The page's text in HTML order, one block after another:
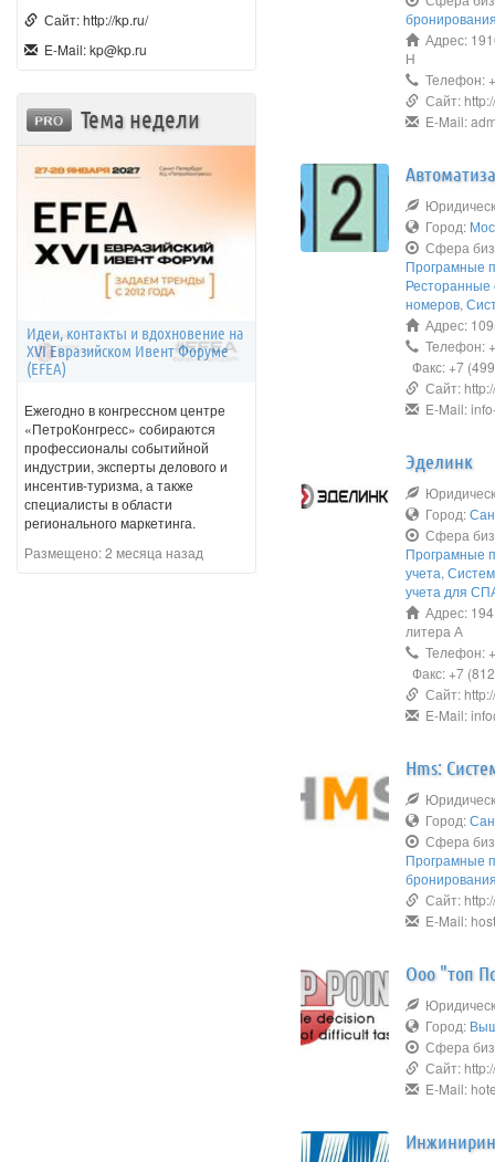
Сайт: http://kp.ru/
E-Mail: kp@kp.ru
Тема недели
Идеи, контакты и вдохновение на
XVI Евразийском Ивент Форуме
(EFEA)
Ежегодно в конгрессном центре
«ПетроКонгресс» собираются
профессионалы событийной
индустрии, эксперты делового и
инсентив-туризма, а также
специалисты в области
регионального маркетинга.
Размещено:2 месяца назад
Адрес:
Н
Телефон:
Сайт:
E-Mail:
Город:
Сфера
Програмные
Ресторанные
номеров,
Адрес:
Телефон:
Факс: +7
Сайт:
E-Mail:
Эделинк
Город:
Сфера
Програмные
учета,
учета для
Адрес:
литера А
Телефон:
Факс: +7
Сайт:
E-Mail:
Hms:
Город:
Сфера
Програмные
Сайт:
E-Mail:
Ооо "топ
Город:
Сфера
Сайт:
E-Mail: